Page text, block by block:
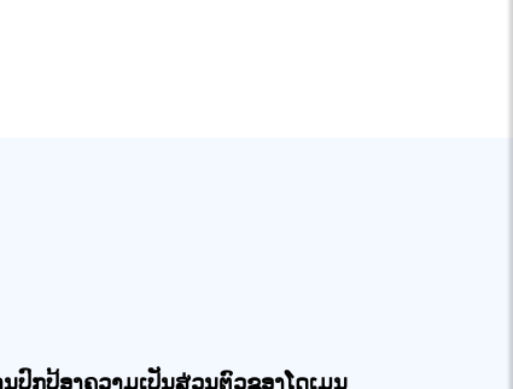
ປົກປ້ອງຄວາມເປັນສ່ວນຕົວຂອງໂດເມນ